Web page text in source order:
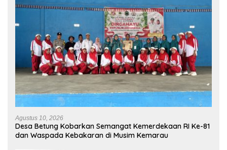
Agustus 10, 2026
Desa Betung Kobarkan Semangat Kemerdekaan RI Ke-81
dan Waspada Kebakaran di Musim Kemarau